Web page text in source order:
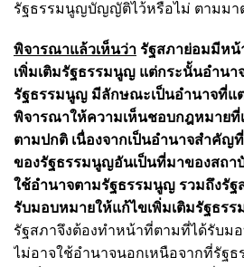
รัฐธรรมนูญบัญญัติไว้หรือไม่ ตามมาต
พิจารณาแล้วเห็นว่า รัฐสภาย่อมมีหน้
เพิ่มเติมรัฐธรรมนูญ แต่กระนั้นอำนา
รัฐธรรมนูญ มีลักษณะเป็นอำนาจที่แ
พิจารณาให้ความเห็นชอบกฎหมาย
ตามปกติ เนื่องจากเป็นอำนาจสำคั
ของรัฐธรรมนูญอันเป็นที่มาของสถา
ใช้อำนาจตามรัฐธรรมนูญ รวมถึงรัฐ
รับมอบหมายให้แก้ไขเพิ่มเติมรัฐธร
รัฐสภาจึงต้องทำหน้าที่ตามที่ได้รับม
ไม่อาจใช้อำนาจนอกเหนือจากที่รัฐ